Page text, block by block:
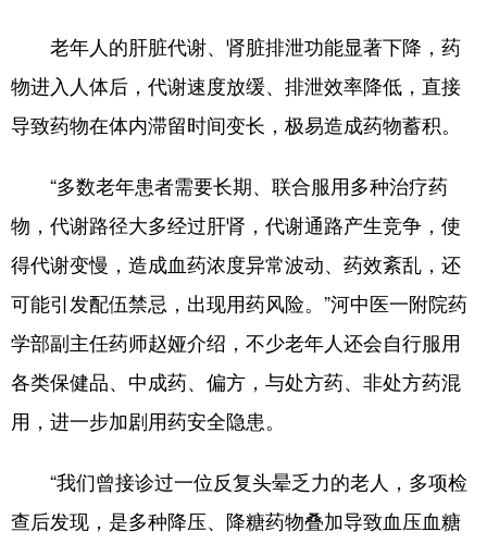
黑龙江
多语种频道
日本語 한국어 Deutsch
Português
老年人的肝脏代谢、肾脏排泄功能显著下降，药
物进入人体后，代谢速度放缓、排泄效率降低，直接
导致药物在体内滞留时间变长，极易造成药物蓄积。
“多数老年患者需要长期、联合服用多种治疗药
物，代谢路径大多经过肝肾，代谢通路产生竞争，使
得代谢变慢，造成血药浓度异常波动、药效紊乱，还
可能引发配伍禁忌，出现用药风险。”河中医一附院药
学部副主任药师赵娅介绍，不少老年人还会自行服用
各类保健品、中成药、偏方，与处方药、非处方药混
用，进一步加剧用药安全隐患。
“我们曾接诊过一位反复头晕乏力的老人，多项检
查后发现，是多种降压、降糖药物叠加导致血压血糖